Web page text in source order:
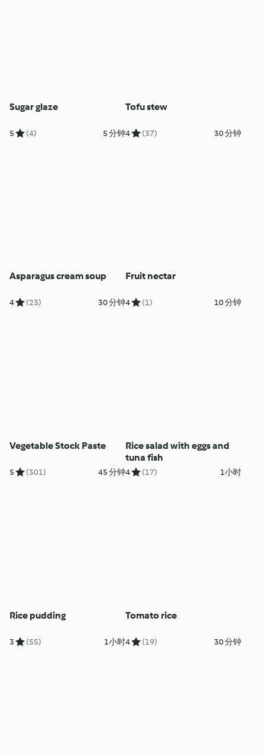
Sugar glaze
5 (4) 5 分钟
Tofu stew
4 (37) 30 分钟
Asparagus cream soup
4 (23) 30 分钟
Fruit nectar
4 (1) 10 分钟
Vegetable Stock Paste
5 (301) 45 分钟
Rice salad with eggs and
tuna fish
4 (17) 1小时
Rice pudding
3 (55) 1小时
Tomato rice
4 (19) 30 分钟